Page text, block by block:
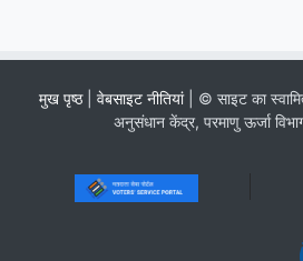
मुख पृष्ठ| वेबसाइट नीतियां| © साइट का
अनुसंधान केंद्र, परमाणु ऊर्जा